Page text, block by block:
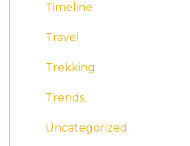
Timeline
Travel
Trekking
Trends
Uncategorized